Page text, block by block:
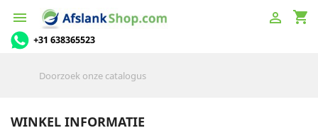
 shopping_cart

+31 638365523
WINKEL INFORMATIE